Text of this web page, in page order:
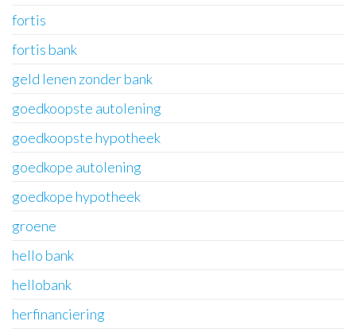
fortis
fortis bank
geld lenen zonder bank
goedkoopste autolening
goedkoopste hypotheek
goedkope autolening
goedkope hypotheek
groene
hello bank
hellobank
herfinanciering